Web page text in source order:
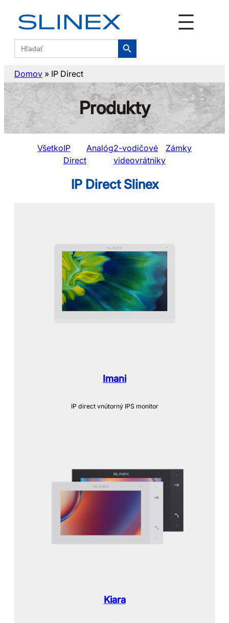
Search
for:
Search Button
Domov » IP Direct
Produkty
VšetkoIP
Direct
Analóg2-vodičové
videovrátniky
Zámky
IP Direct Slinex
Imani
IP direct vnútorný IPS monitor
Kiara